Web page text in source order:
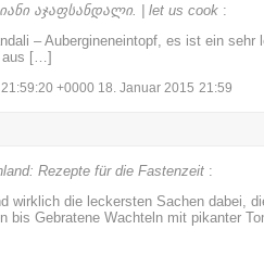
აჯაფსანდალი. | let us cook :
– Aubergineneintopf, es ist ein sehr
aus […]
+0000 18. Januar 2015 21:59
Rezepte für die Fastenzeit :
wirklich die leckersten Sachen dabei,
bis Gebratene Wachteln mit pikanter